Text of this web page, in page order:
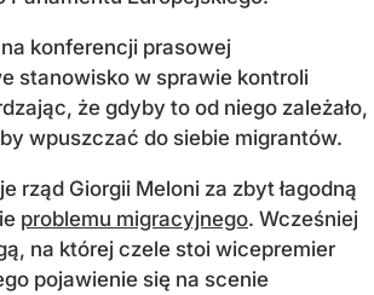
konferencji prasowej
stanowisko w sprawie kontroli
że gdyby to od niego zależało,
wpuszczać do siebie migrantów.
rząd Giorgii Meloni za zbyt łagodną
problemu migracyjnego. Wcześniej
na której czele stoi wicepremier
pojawienie się na scenie